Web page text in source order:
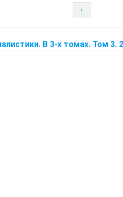
↑
В 3-х томах. Том 3.